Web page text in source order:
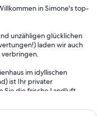
in Simone's top-
unzähligen glücklichen
laden wir auch
im idyllischen
ist Ihr privater
Sie die frische Landluft,